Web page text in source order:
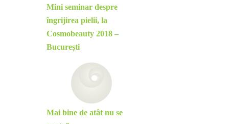
Mini seminar despre
îngrijirea pielii, la
Cosmobeauty 2018 –
București
Mai bine de atât nu se